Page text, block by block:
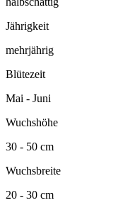
Jährigkeit
mehrjährig
Blütezeit
Mai - Juni
Wuchshöhe
30 - 50 cm
Wuchsbreite
20 - 30 cm